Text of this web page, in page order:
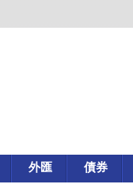
外匯 債券